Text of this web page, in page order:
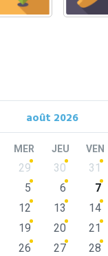
août 2026
MER JEU VEN
29 30 31
5 6 7
12 13 14
19 20 21
26 27 28